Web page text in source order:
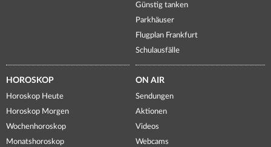
Günstig tanken
Parkhäuser
Flugplan Frankfurt
Schulausfälle
HOROSKOP
Horoskop Heute
Horoskop Morgen
Wochenhoroskop
Monatshoroskop
ON AIR
Sendungen
Aktionen
Videos
Webcams